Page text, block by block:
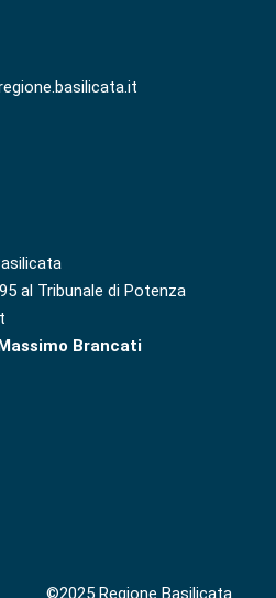
al Tribunale di Potenza
Brancati
©2025 Regione Basilicata